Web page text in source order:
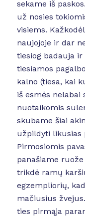
sekame iš
už nosies
visiems.
naujojoje ir dar
tiesiog badauja
tiesiamos
kalno (tiesa, kai
iš esmės nelabai
nuotaikomis
skubame šiai
užpildyti likusias
Pirmosiomis
panašiame
trikdė ramų
egzempliorių,
mačiusius
ties pirmąja